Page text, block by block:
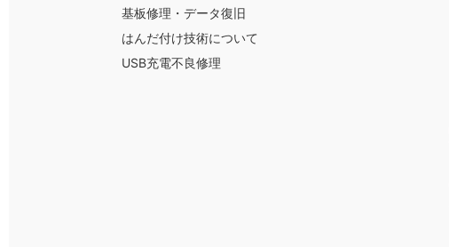
基板修理・データ復旧
はんだ付け技術について
USB充電不良修理